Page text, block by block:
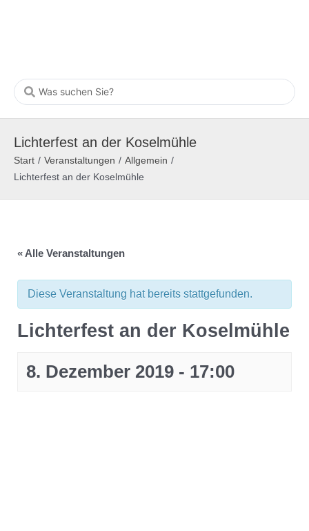
Lichterfest an der Koselmühle
Start / Veranstaltungen / Allgemein /
Lichterfest an der Koselmühle
« Alle Veranstaltungen
Diese Veranstaltung hat bereits stattgefunden.
Lichterfest an der Koselmühle
8. Dezember 2019 - 17:00